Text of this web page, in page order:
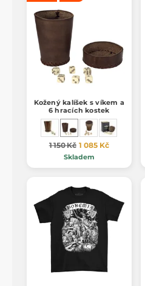
Kožený kalíšek s víkem a
6 hracích kostek
1 150 Kč 1 085 Kč
Skladem